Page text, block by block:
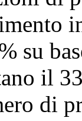
su
il
di